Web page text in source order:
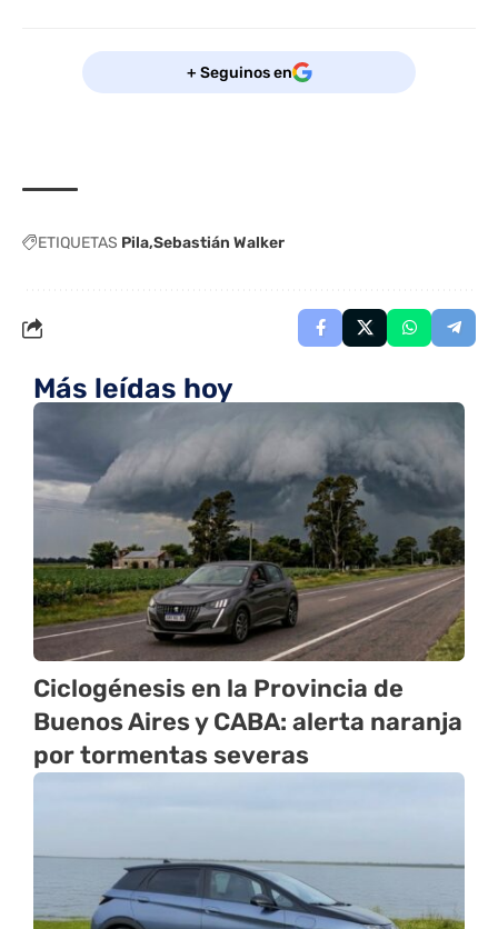
+ Seguinos en
ETIQUETAS Pila Sebastián Walker
Más leídas hoy
Ciclogénesis en la Provincia de
Buenos Aires y CABA: alerta naranja
por tormentas severas